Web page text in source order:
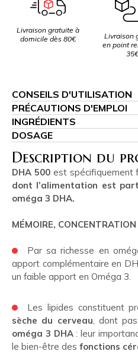
Livraison gratuite à
domicile dès 80€
Livraison
en point
CONSEILS D'UTILISATION
PRÉCAUTIONS D'EMPLOI
INGRÉDIENTS
DOSAGE
Description du
DHA 500est spécifiquement
dont l’alimentation est
oméga 3 DHA.
MÉMOIRE, CONCENTRATION
Par sa richesse en
apport complémentaire en
un faible apport en Oméga 3.
Les lipides constituent
sèche du cerveau, dont
oméga 3 DHA: leur
le bien-être des fonctions